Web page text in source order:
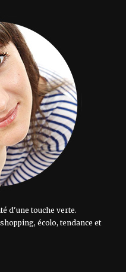
d'une touche verte.
écolo, tendance et